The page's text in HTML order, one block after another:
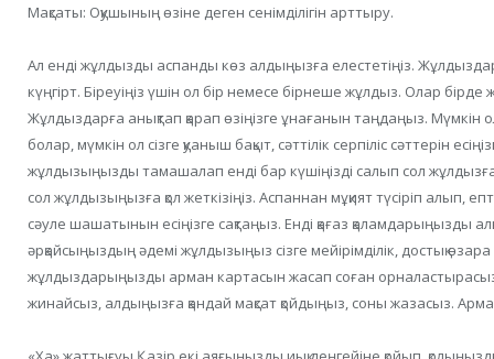
Мақсаты: Оқушының өзіне деген сенімділігін арттыру.
Ал енді жұлдызды аспанды көз алдыңызға елестетіңіз.
күңгірт. Біреуіңіз үшін ол бір немесе бірнеше жұлдыз. Олар
Жұлдыздарға анықтап қарап өзіңізге ұнағанын таңдаңыз. Мүмкін
болар, мүмкін ол сізге қуаныш бақыт, сәттілік серпіліс сәттерін
жұлдызыңызды тамашалап енді бар күшіңізді салып сол
сол жұлдызыңызға қол жеткізіңіз. Аспаннан мұқият түсіріп алып,
сәуле шашатынын есіңізге сақтаңыз. Енді қағаз қаламдарыңызды
әрқайсыңыздың әдемі жұлдызыңыз сізге мейірімділік, достық
жұлдыздарыңызды арман картасын жасап соған
жинайсыз, алдыңызға қандай мақсат қойдыңыз, соны жазасыз.